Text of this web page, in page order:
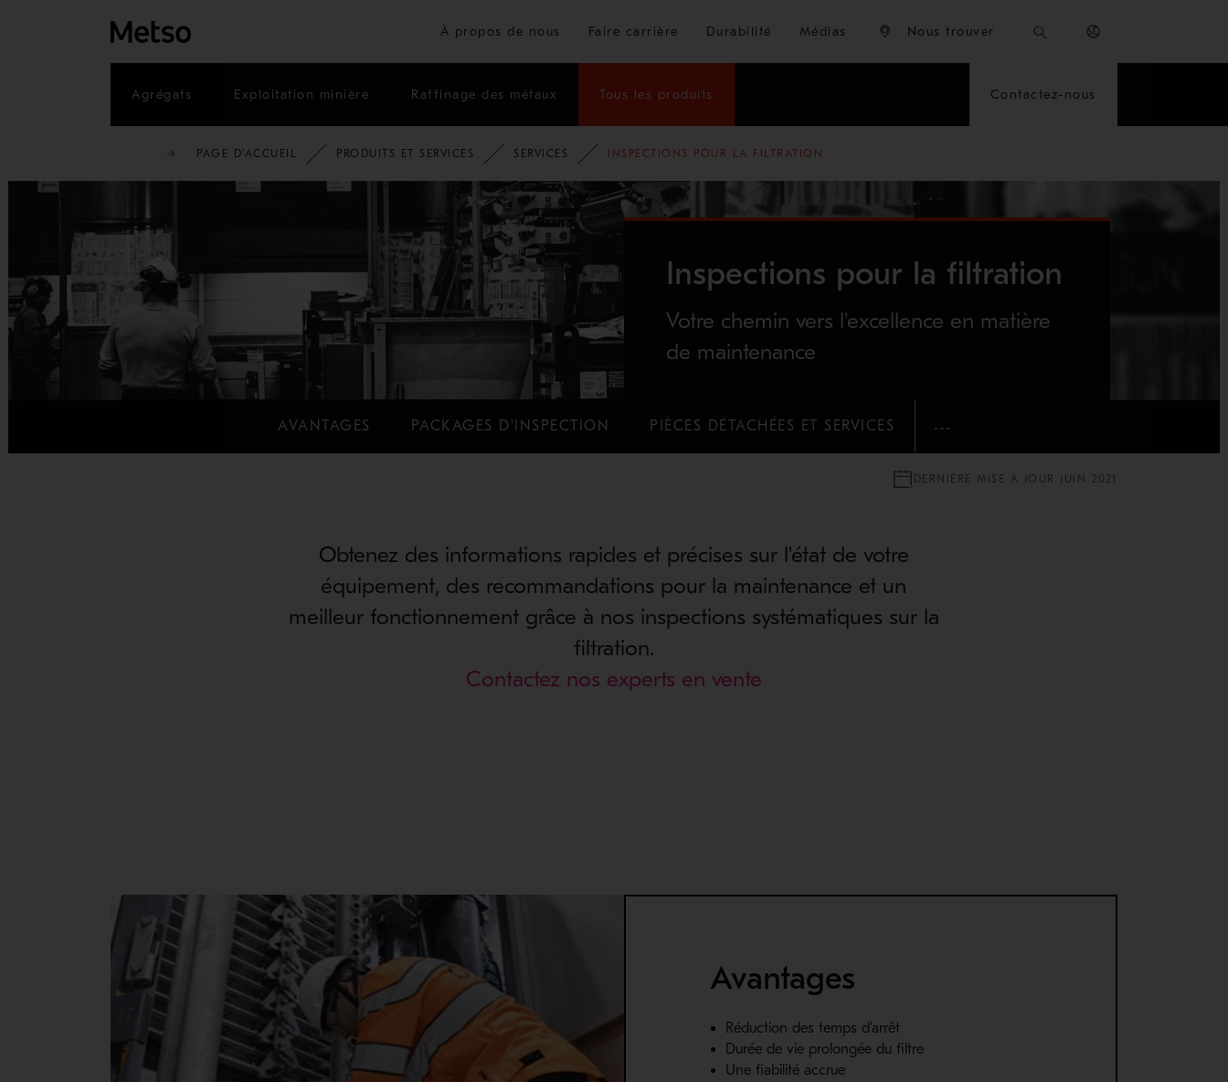
Passer au contenu principal
À propos de nous Faire carrière Durabilité Médias Nous trouver
Agrégats Exploitation minière Raffinage des métaux Tous les produits Contactez-nous
PAGE D'ACCUEIL PRODUITS ET SERVICES SERVICES INSPECTIONS POUR LA FILTRATION
Inspections pour la filtration
Votre chemin vers l'excellence en matière
de maintenance
AVANTAGES PACKAGES D'INSPECTION PIÈCES DÉTACHÉES ET SERVICES AFFICHER PLUS
DERNIÈRE MISE À JOUR JUIN 2021
Obtenez des informations rapides et précises sur l'état de votre
équipement, des recommandations pour la maintenance et un
meilleur fonctionnement grâce à nos inspections systématiques sur la
filtration.
Contactez nos experts en vente
Avantages
Réduction des temps d'arrêt
Durée de vie prolongée du filtre
Une fiabilité accrue